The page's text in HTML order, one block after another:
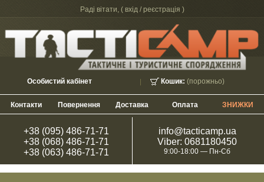
Раді вітати, ( вхід / реєстрація )
Кошик: (порожньо)
Особистий кабінет
Контакти Повернення Доставка Оплата ЗНИЖКИ
+38 (095) 486-71-71
+38 (068) 486-71-71
+38 (063) 486-71-71
info@tacticamp.ua
Viber: 0681180450
9:00-18:00 — Пн-Сб